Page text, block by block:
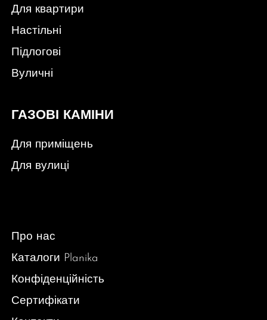
Для квартири
Настільні
Підлогові
Вуличні
ГАЗОВІ КАМІНИ
Для приміщень
Для вулиці
Про нас
Каталоги Planika
Конфіденційність
Сертифікати